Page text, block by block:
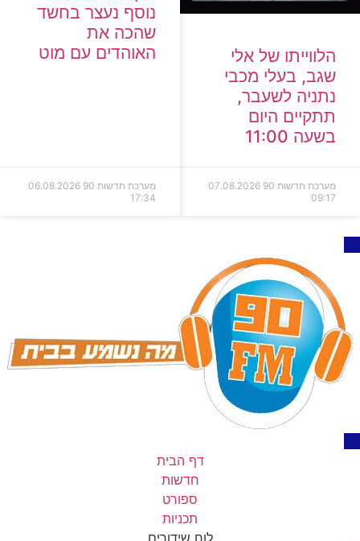
הלווייתו של אלי
שגב, בעלי מכבי
נתניה לשעבר,
תתקיים היום
בשעה 11:00
מערכת חדשות 90
07.08.2026
09:17
נוסף נעצר בחשד
שהכה את
האוהדים עם מוט
מערכת חדשות 90
06.08.2026
17:34
דף הבית
חדשות
ספורט
תכניות
לוח שידורים